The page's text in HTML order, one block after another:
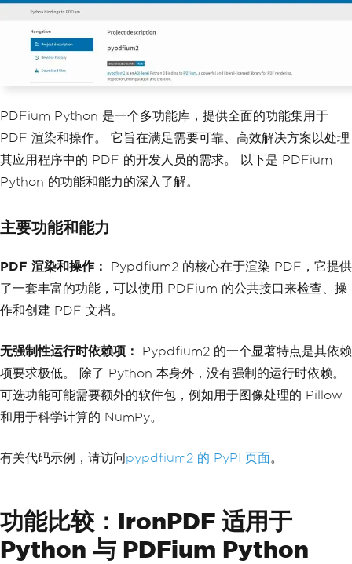
PDFium Python 是一个多功能库，提供全面的功能集用于
PDF 渲染和操作。 它旨在满足需要可靠、高效解决方案以处理
其应用程序中的 PDF 的开发人员的需求。 以下是 PDFium
Python 的功能和能力的深入了解。
主要功能和能力
PDF 渲染和操作：
Pypdfium2 的核心在于渲染 PDF，它提供
了一套丰富的功能，可以使用 PDFium 的公共接口来检查、操
作和创建 PDF 文档。
无强制性运行时依赖项：
Pypdfium2 的一个显著特点是其依赖
项要求极低。 除了 Python 本身外，没有强制的运行时依赖。
可选功能可能需要额外的软件包，例如用于图像处理的 Pillow
和用于科学计算的 NumPy。
有关代码示例，请访问pypdfium2 的 PyPI 页面。
功能比较：IronPDF 适用于
Python 与 PDFium Python